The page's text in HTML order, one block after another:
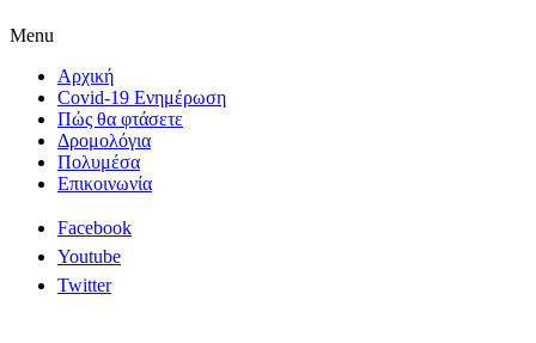
Menu
Αρχική
Covid-19 Ενημέρωση
Πώς θα φτάσετε
Δρομολόγια
Πολυμέσα
Επικοινωνία
Facebook
Youtube
Twitter